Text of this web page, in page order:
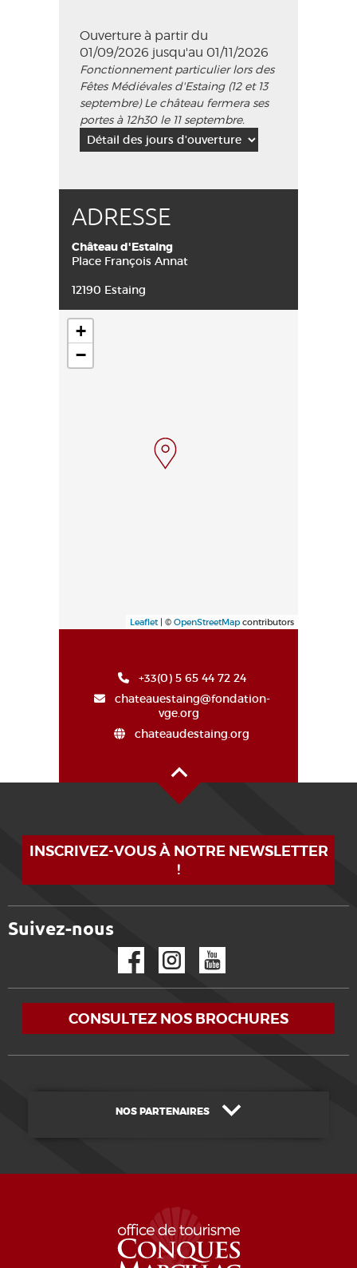
Ouverture à partir du
01/09/2026 jusqu'au 01/11/2026
Fonctionnement particulier lors des
Fêtes Médiévales d'Estaing (12 et 13
septembre) Le château fermera ses
portes à 12h30 le 11 septembre.
ADRESSE
Château d'Estaing
Place François Annat
12190 Estaing
+
−
Leaflet| © OpenStreetMap contributors
+33(0) 5 65 44 72 24
chateauestaing@fondation-
vge.org
chateaudestaing.org
INSCRIVEZ-VOUS À NOTRE NEWSLETTER
!
Suivez-nous
CONSULTEZ NOS BROCHURES
NOS PARTENAIRES